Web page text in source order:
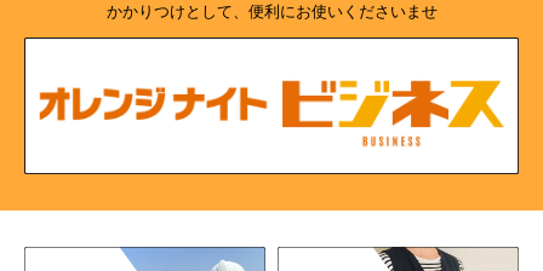
かかりつけとして、便利にお使いくださいませ